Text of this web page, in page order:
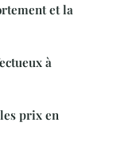
et la
à
prix en